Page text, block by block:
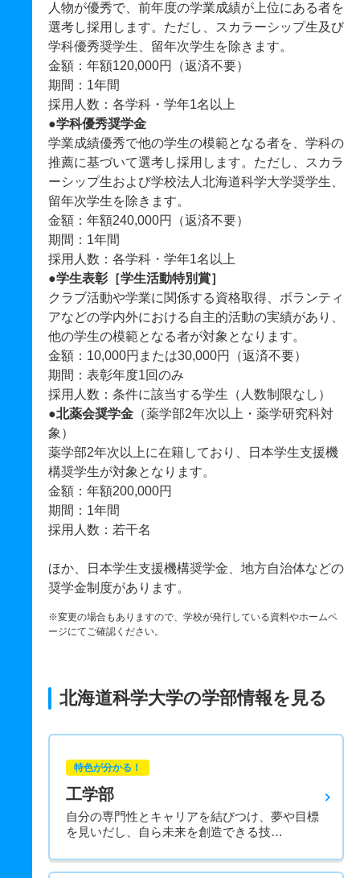
人物が優秀で、前年度の学業成績が上位にある者を
選考し採用します。ただし、スカラーシップ生及び
学科優秀奨学生、留年次学生を除きます。
金額：年額120,000円（返済不要）
期間：1年間
採用人数：各学科・学年1名以上
●学科優秀奨学金
学業成績優秀で他の学生の模範となる者を、学科の
推薦に基づいて選考し採用します。ただし、スカラ
ーシップ生および学校法人北海道科学大学奨学生、
留年次学生を除きます。
金額：年額240,000円（返済不要）
期間：1年間
採用人数：各学科・学年1名以上
●学生表彰［学生活動特別賞］
クラブ活動や学業に関係する資格取得、ボランティ
アなどの学内外における自主的活動の実績があり、
他の学生の模範となる者が対象となります。
金額：10,000円または30,000円（返済不要）
期間：表彰年度1回のみ
採用人数：条件に該当する学生（人数制限なし）
●北薬会奨学金 （薬学部2年次以上・薬学研究科対
象）
薬学部2年次以上に在籍しており、日本学生支援機
構奨学生が対象となります。
金額：年額200,000円
期間：1年間
採用人数：若干名
ほか、日本学生支援機構奨学金、地方自治体などの
奨学金制度があります。
※変更の場合もありますので、学校が発行している資料やホームペ
ージにてご確認ください。
北海道科学大学の学部情報を見る
特色が分かる！
工学部
自分の専門性とキャリアを結びつけ、夢や目標
を見いだし、自ら未来を創造できる技…